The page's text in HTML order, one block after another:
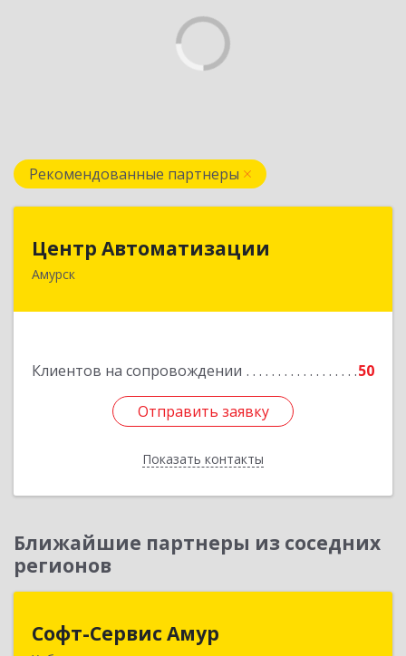
Рекомендованные партнеры
Центр Автоматизации
Амурск
Клиентов на сопровождении 50
Отправить заявку
Показать контакты
682640, Хабаровский край, Амурск г, Мира пр-
Отправить заявку
Назад
Ближайшие партнеры из соседних
регионов
Софт-Сервис Амур